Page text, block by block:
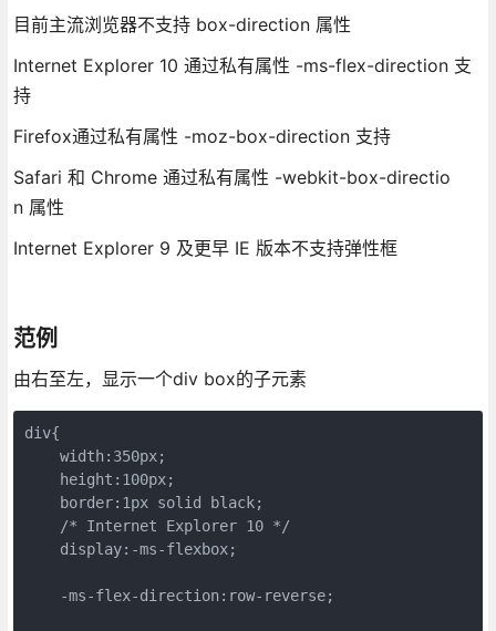
目前主流浏览器不支持 box-direction 属性
Internet Explorer 10 通过私有属性 -ms-flex-direction 支
持
Firefox通过私有属性 -moz-box-direction 支持
Safari 和 Chrome 通过私有属性 -webkit-box-directio
n 属性
Internet Explorer 9 及更早 IE 版本不支持弹性框
范例
由右至左，显示一个div box的子元素
div{
    width:350px;
    height:100px;
    border:1px solid black;
    /* Internet Explorer 10 */
    display:-ms-flexbox;
    -ms-flex-direction:row-reverse;